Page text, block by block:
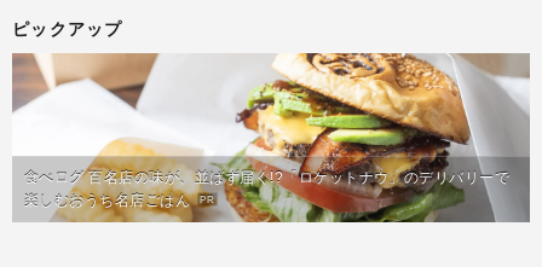
ピックアップ
食べログ 百名店の味が、並ばず届く!?「ロケットナウ」のデリバリーで
楽しむおうち名店ごはん PR